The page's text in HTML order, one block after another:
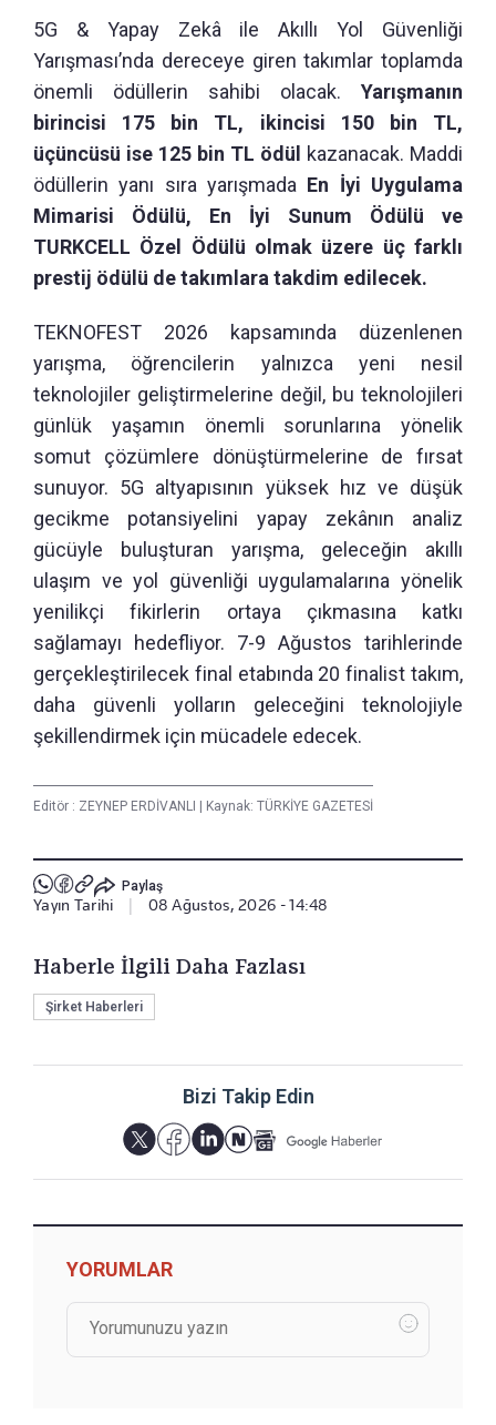
5G & Yapay Zekâ ile Akıllı Yol Güvenliği
Yarışması’nda dereceye giren takımlar toplamda
önemli ödüllerin sahibi olacak. Yarışmanın
birincisi 175 bin TL, ikincisi 150 bin TL,
üçüncüsü ise 125 bin TL ödül
kazanacak. Maddi
ödüllerin yanı sıra yarışmada En İyi Uygulama
Mimarisi Ödülü, En İyi Sunum Ödülü ve
TURKCELL Özel Ödülü olmak üzere üç farklı
prestij ödülü de takımlara takdim edilecek.
TEKNOFEST 2026 kapsamında düzenlenen
yarışma, öğrencilerin yalnızca yeni nesil
teknolojiler geliştirmelerine değil, bu teknolojileri
günlük yaşamın önemli sorunlarına yönelik
somut çözümlere dönüştürmelerine de fırsat
sunuyor. 5G altyapısının yüksek hız ve düşük
gecikme potansiyelini yapay zekânın analiz
gücüyle buluşturan yarışma, geleceğin akıllı
ulaşım ve yol güvenliği uygulamalarına yönelik
yenilikçi fikirlerin ortaya çıkmasına katkı
sağlamayı hedefliyor. 7-9 Ağustos tarihlerinde
gerçekleştirilecek final etabında 20 finalist takım,
daha güvenli yolların geleceğini teknolojiyle
şekillendirmek için mücadele edecek.
Editör : ZEYNEP ERDİVANLI Kaynak: TÜRKİYE GAZETESİ
Paylaş
Yayın Tarihi 08 Ağustos, 2026 - 14:48
Haberle İlgili Daha Fazlası
Şirket Haberleri
Bizi Takip Edin
YORUMLAR